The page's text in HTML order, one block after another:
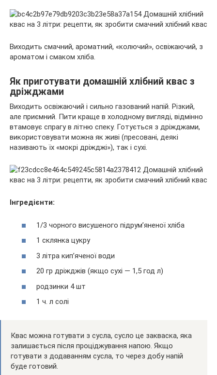
Виходить смачний, ароматний, «колючий», освіжаючий, з
ароматом і смаком хліба.
Як приготувати домашній хлібний квас з
дріжджами
Виходить освіжаючий і сильно газований напій. Різкий,
але приємний. Пити краще в холодному вигляді, відмінно
втамовує спрагу в літню спеку. Готується з дріжджами,
використовувати можна як живі (пресовані, деякі
називають їх «мокрі дріжджі»), так і сухі.
Інгредієнти:
1/3 чорного висушеного підрум’яненої хліба
1 склянка цукру
3 літра кип’яченої води
20 гр дріжджів (якщо сухі — 1,5 год л)
родзинки 4 шт
1 ч. л солі
Квас можна готувати з сусла, сусло це закваска, яка
залишається після проціджування напою. Якщо
готувати з додаванням сусла, то через добу напій
буде готовий.